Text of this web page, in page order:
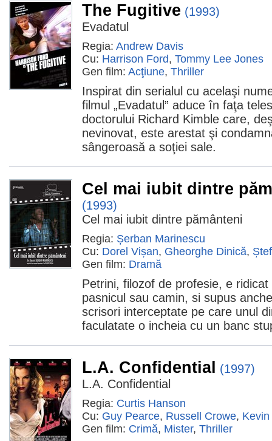
The Fugitive (1993)
Evadatul
Regia: Andrew Davis
Cu: Harrison Ford, Tommy Lee Jones
Gen film: Acţiune, Thriller
Inspirat din serialul cu acelaşi
filmul „Evadatul” aduce în faţa
doctorului Richard Kimble care,
nevinovat, este arestat şi
sângeroasă a soţiei sale.
Cel mai iubit dintre
(1993)
Cel mai iubit dintre pământeni
Regia: Șerban Marinescu
Cu: Dorel Vișan, Gheorghe Dinică,
Gen film: Dramă
Petrini, filozof de profesie, e
pasnicul sau camin, si supus
scrisori interceptate pe care unul
faculatate o incheia cu un banc
L.A. Confidential (1997)
L.A. Confidential
Regia: Curtis Hanson
Cu: Guy Pearce, Russell Crowe,
Gen film: Crimă, Mister, Thriller